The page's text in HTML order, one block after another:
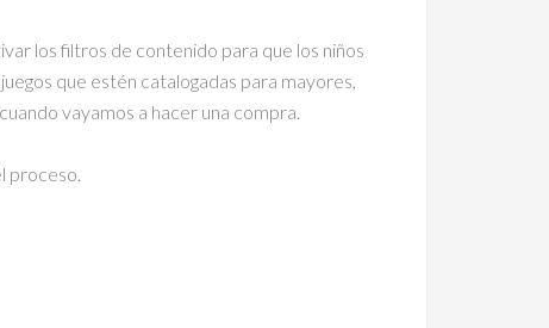
los filtros de contenido para que los niños
que estén catalogadas para mayores,
vayamos a hacer una compra.
proceso.